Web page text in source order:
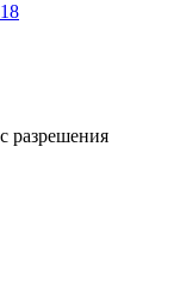
разрешения